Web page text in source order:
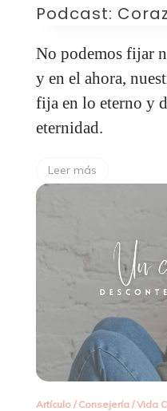
Podcast:
No podemos fijar
y en el ahora,
fija en lo eterno y
eternidad.
Leer más
Artículo/ Consejería/Vida